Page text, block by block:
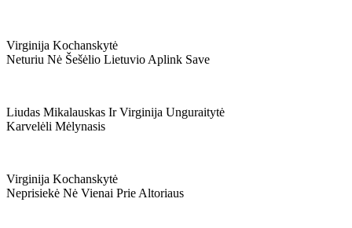
Virginija Kochanskytė
Neturiu Nė Šešėlio Lietuvio Aplink Save
Liudas Mikalauskas Ir Virginija Unguraitytė
Karvelėli Mėlynasis
Virginija Kochanskytė
Neprisiekė Nė Vienai Prie Altoriaus